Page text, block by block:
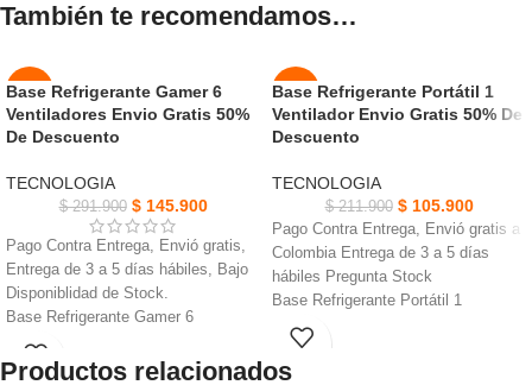
También te recomendamos…
-50%
NUEVO
Base Refrigerante Gamer 6
Ventiladores Envio Gratis 50%
De Descuento
TECNOLOGIA
$291.900 $145.900
Pago Contra Entrega, Envió gratis,
Entrega de 3 a 5 días hábiles, Bajo
Disponiblidad de Stock.
Base Refrigerante Gamer 6
Ventiladores, malla ventilada evita
que portátiles se sobrecalienten.
-50%
NUEVO
Base Refrigerante Portátil 1
Ventilador Envio Gratis 50% De
Descuento
TECNOLOGIA
$211.900 $105.900
Pago Contra Entrega, Envió gratis a
Colombia Entrega de 3 a 5 días
hábiles Pregunta Stock
Base Refrigerante Portátil 1
Ventilador, Ideal para portátiles de 10
a 16 pulgadas.
Su diseño ergonómico y reclinable te
Productos relacionados